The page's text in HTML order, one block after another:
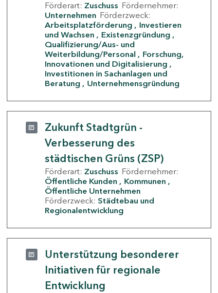
Förderart: Zuschuss Fördernehmer:
Unternehmen Förderzweck:
Arbeitsplatzförderung
Investieren
und Wachsen
Existenzgründung
Qualifizierung/Aus- und
Weiterbildung/Personal
Forschung,
Innovationen und Digitalisierung
Investitionen in Sachanlagen und
Beratung
Unternehmensgründung
Zukunft Stadtgrün -
Verbesserung des
städtischen Grüns (ZSP)
Förderart: Zuschuss Fördernehmer:
Öffentliche Kunden
Kommunen
Öffentliche Unternehmen
Förderzweck: Städtebau und
Regionalentwicklung
Unterstützung besonderer
Initiativen für regionale
Entwicklung